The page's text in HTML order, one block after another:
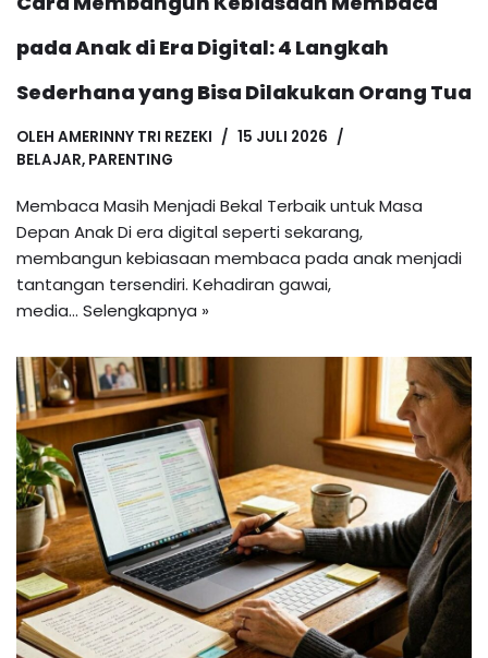
pada Anak di Era Digital: 4 Langkah
Sederhana yang Bisa Dilakukan Orang Tua
OLEH AMERINNY TRI REZEKI
15 JULI 2026
BELAJAR, PARENTING
Membaca Masih Menjadi Bekal Terbaik untuk Masa
Depan Anak Di era digital seperti sekarang,
membangun kebiasaan membaca pada anak menjadi
tantangan tersendiri. Kehadiran gawai,
media… Selengkapnya »